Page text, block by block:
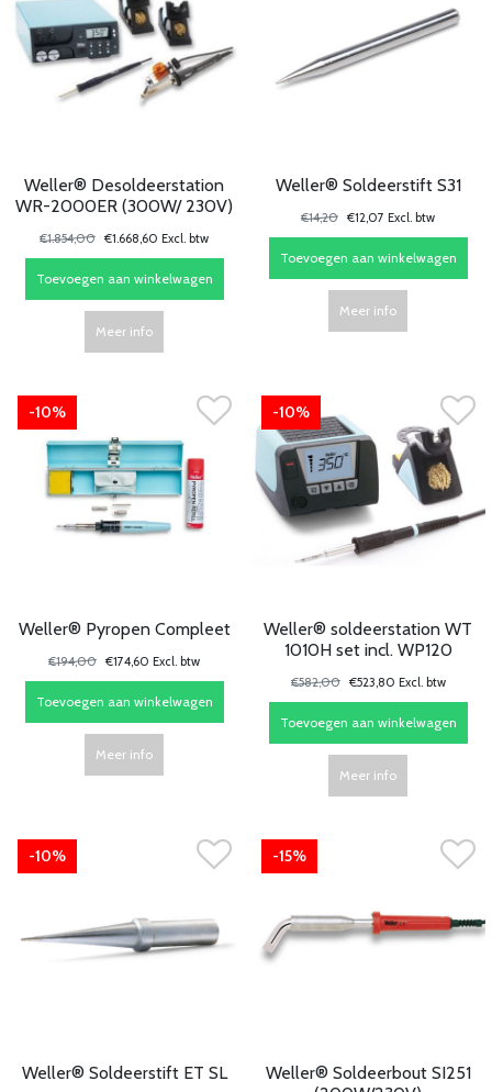
Weller® Desoldeerstation
WR-2000ER (300W/ 230V)
€1.854,00 €1.668,60 Excl. btw
Toevoegen aan winkelwagen
Meer info
Weller® Soldeerstift S31
€14,20 €12,07 Excl. btw
Toevoegen aan winkelwagen
Meer info
-10%
Weller® Pyropen Compleet
€194,00 €174,60 Excl. btw
Toevoegen aan winkelwagen
Meer info
-10%
Weller® soldeerstation WT
1010H set incl. WP120
€582,00 €523,80 Excl. btw
Toevoegen aan winkelwagen
Meer info
-10%
Weller® Soldeerstift ET SL
-15%
Weller® Soldeerbout SI251